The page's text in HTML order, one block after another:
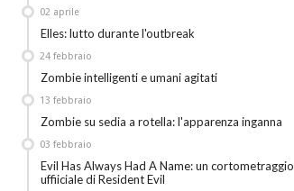
Elles: lutto durante l'outbreak
02 aprile
Zombie intelligenti e umani agitati
24 febbraio
Zombie su sedia a rotella: l'apparenza inganna
13 febbraio
Evil Has Always Had A Name: un cortometraggio
uffiiciale di Resident Evil
03 febbraio